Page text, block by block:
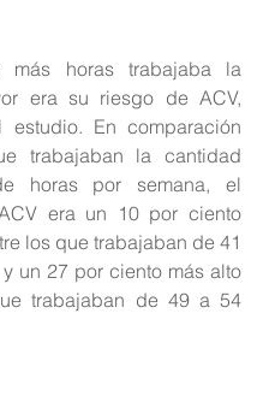
más horas trabajaba la
era su riesgo de ACV,
estudio. En comparación
trabajaban la cantidad
horas por semana, el
era un 10 por ciento
los que trabajaban de 41
un 27 por ciento más alto
trabajaban de 49 a 54